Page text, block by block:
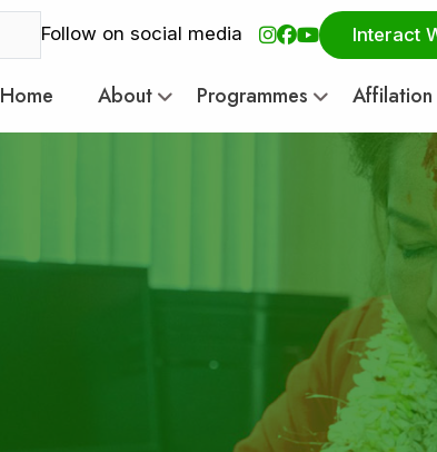
Follow on social media Interact
Home About Programmes Affilation